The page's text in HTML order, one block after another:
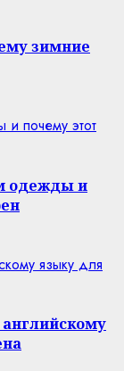
зимние
почему этот
одежды и
языку для